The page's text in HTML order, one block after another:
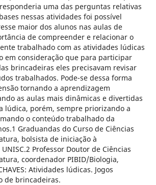
uma das perguntas relativas
nessas atividades foi possível
maior dos alunos nas aulas de
de compreender e relacionar o
trabalhado com as atividades lúdicas
em consideração que para participar
brincadeiras eles precisavam revisar
trabalhados. Pode-se dessa forma
tornando a aprendizagem
as aulas mais dinâmicas e divertidas
lúdica, porém, sempre priorizando a
o conteúdo trabalhado da
Graduandas do Curso de Ciências
bolsista de iniciação à
Professor Doutor de Ciências
coordenador PIBID/Biologia,
Atividades lúdicas. Jogos
de brincadeiras.